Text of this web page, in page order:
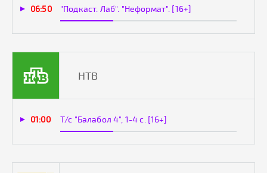
06:50 "Подкаст. Лаб". "Неформат". [16+]
НТВ
01:00 Т/с "Балабол 4", 1-4 с. [16+]